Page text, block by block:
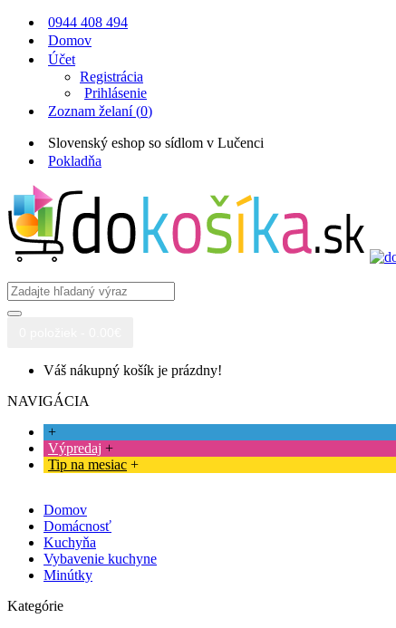
0944 408 494
Domov
Účet
Registrácia
Prihlásenie
Zoznam želaní (0)
Slovenský eshop so sídlom v Lučenci
Pokladňa
Váš nákupný košík je prázdny!
NAVIGÁCIA
+
Výpredaj +
Tip na mesiac +
Domov
Domácnosť
Kuchyňa
Vybavenie kuchyne
Minútky
Kategórie